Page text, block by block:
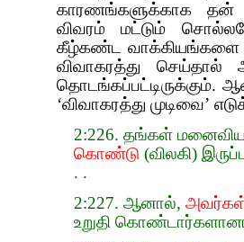
காரணங்களுக்காக தன்
விவரம் மட்டும்
கீழ்கண்ட வாக்கியங்களை
விவாகரத்து
‘விவாகரத்து முடிவை’
2:226. தங்கள்
கொண்டு(விலகி)
. .
2:227. ஆனால், அவர்கள்
உறுதி